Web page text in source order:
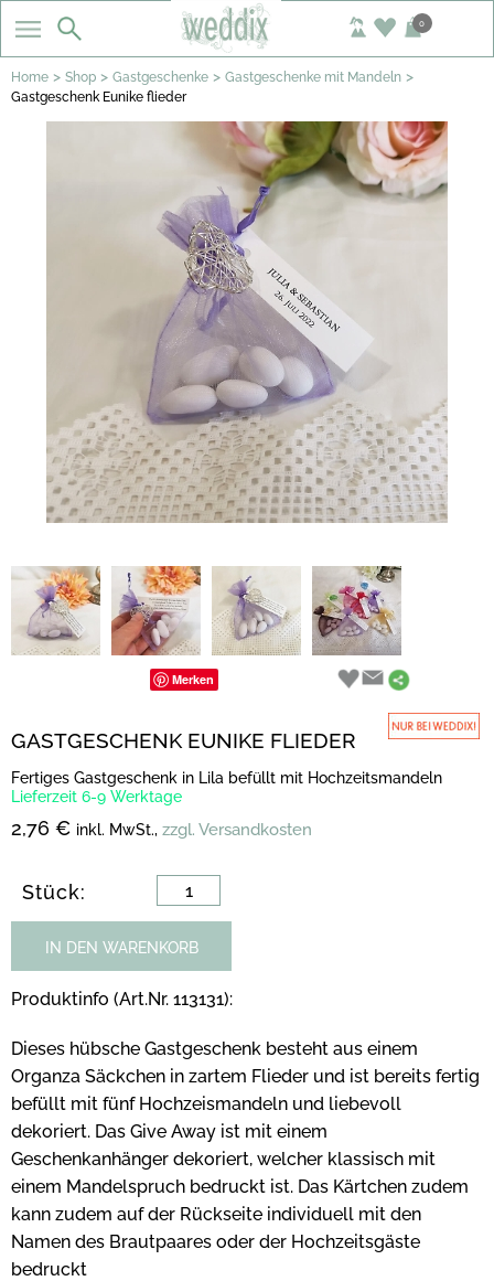
0
Home > Shop > Gastgeschenke > Gastgeschenke mit Mandeln >
Gastgeschenk Eunike flieder
Merken
GASTGESCHENK EUNIKE FLIEDER
Fertiges Gastgeschenk in Lila befüllt mit Hochzeitsmandeln
Lieferzeit 6-9 Werktage
2,76 € inkl. MwSt., zzgl. Versandkosten
Stück:
IN DEN WARENKORB
Produktinfo (Art.Nr. 113131):
Dieses hübsche Gastgeschenk besteht aus einem
Organza Säckchen in zartem Flieder und ist bereits fertig
befüllt mit fünf Hochzeismandeln und liebevoll
dekoriert. Das Give Away ist mit einem
Geschenkanhänger dekoriert, welcher klassisch mit
einem Mandelspruch bedruckt ist. Das Kärtchen zudem
kann zudem auf der Rückseite individuell mit den
Namen des Brautpaares oder der Hochzeitsgäste
bedruckt